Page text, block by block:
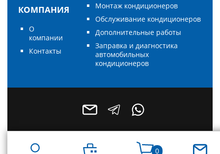
КОМПАНИЯ
О
компании
Контакты
Монтаж кондиционеров
Обслуживание кондиционеров
Дополнительные работы
Заправка и диагностика
автомобильных
кондиционеров
0